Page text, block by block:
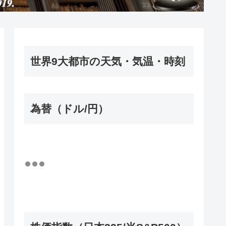
世界9大都市の天気・気温・時刻
為替（ドル/円）